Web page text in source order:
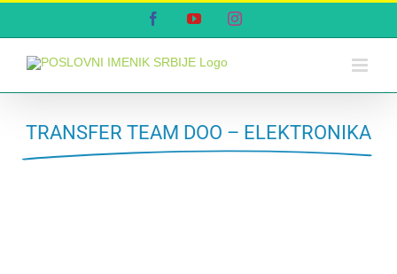
FacebookYouTubeInstagram
TRANSFER TEAM DOO – ELEKTRONIKA